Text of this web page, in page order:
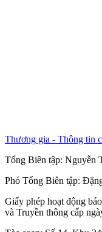
Thương gia - Thông tin
Tổng Biên tập: Nguyễn
Phó Tổng Biên tập:
Giấy phép hoạt động
và Truyền thông cấp